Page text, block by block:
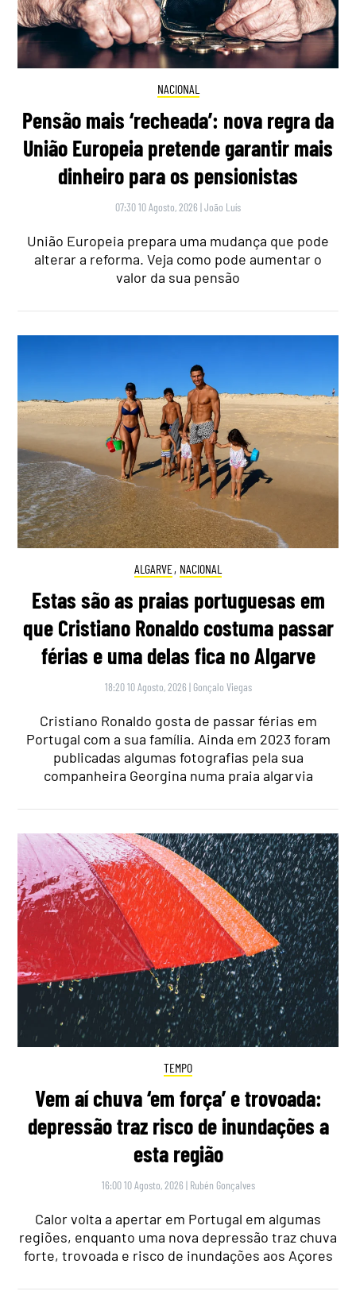
NACIONAL
Pensão mais ‘recheada’: nova regra da
União Europeia pretende garantir mais
dinheiro para os pensionistas
07:30 10 Agosto, 2026 |João Luís
União Europeia prepara uma mudança que pode
alterar a reforma. Veja como pode aumentar o
valor da sua pensão
ALGARVE, NACIONAL
Estas são as praias portuguesas em
que Cristiano Ronaldo costuma passar
férias e uma delas fica no Algarve
18:20 10 Agosto, 2026 | Gonçalo Viegas
Cristiano Ronaldo gosta de passar férias em
Portugal com a sua família. Ainda em 2023 foram
publicadas algumas fotografias pela sua
companheira Georgina numa praia algarvia
TEMPO
Vem aí chuva ‘em força’ e trovoada:
depressão traz risco de inundações a
esta região
16:00 10 Agosto, 2026 | Rubén Gonçalves
Calor volta a apertar em Portugal em algumas
regiões, enquanto uma nova depressão traz chuva
forte, trovoada e risco de inundações aos Açores